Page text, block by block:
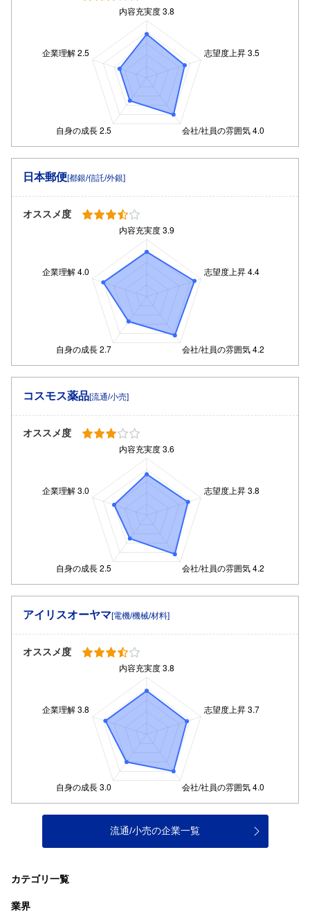
日本郵便[都銀/信託/外銀]
オススメ度
コスモス薬品[流通/小売]
オススメ度
アイリスオーヤマ[電機/機械/材料]
オススメ度
流通/小売の企業一覧
カテゴリ一覧
業界